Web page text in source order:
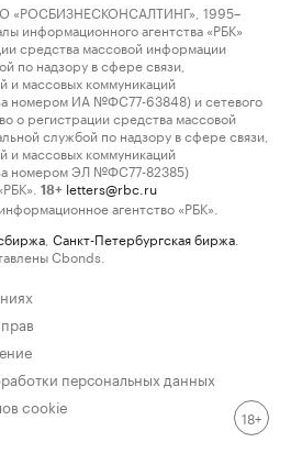
1995–
информационного агентства «РБК»
средства массовой информации
по надзору в сфере связи,
и массовых коммуникаций
номером ИА №ФС77-63848) и сетевого
о регистрации средства массовой
службой по надзору в сфере связи,
и массовых коммуникаций
номером ЭЛ №ФС77-82385)
18+ letters@rbc.ru
агентство «РБК».
Санкт-Петербургская биржа
Cbonds.
персональных данных
cookie
18+